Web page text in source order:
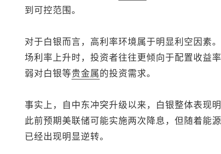
到可控范围。
对于白银而言，高利率环境属于明显利空因素
场利率上升时，投资者往往更倾向于配置收益
弱对白银等贵金属的投资需求。
事实上，自中东冲突升级以来，白银整体表现
此前预期美联储可能实施两次降息，但随着能
已经出现明显逆转。